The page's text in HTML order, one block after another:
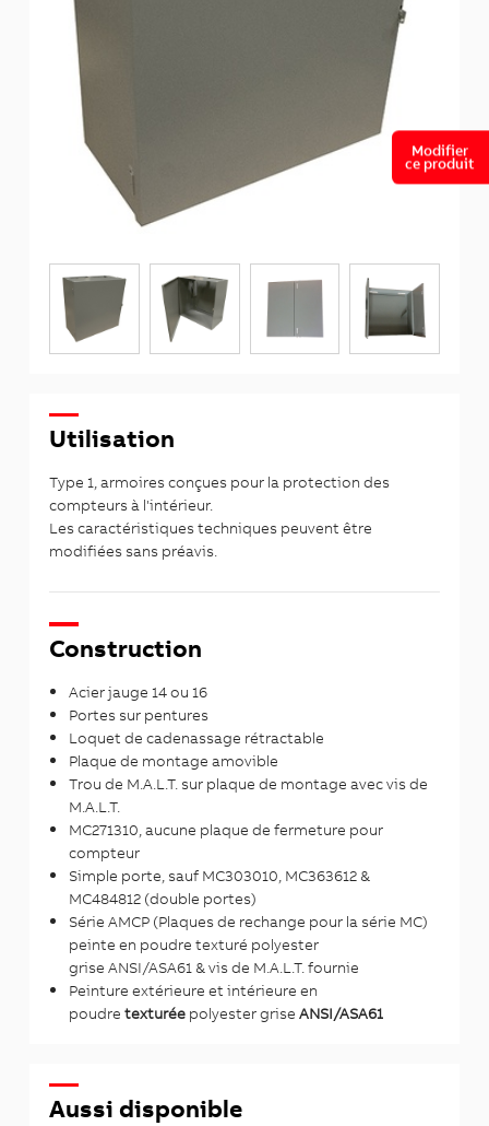
Modifier
ce produit
Utilisation
Type 1, armoires conçues pour la protection des
compteurs à l'intérieur.
Les caractéristiques techniques peuvent être
modifiées sans préavis.
Construction
Acier jauge 14 ou 16
Portes sur pentures
Loquet de cadenassage rétractable
Plaque de montage amovible
Trou de M.A.L.T. sur plaque de montage avec vis de
M.A.L.T.
MC271310, aucune plaque de fermeture pour
compteur
Simple porte, sauf MC303010, MC363612 &
MC484812 (double portes)
Série AMCP (Plaques de rechange pour la série MC)
peinte en poudre texturé polyester
grise ANSI/ASA61 & vis de M.A.L.T. fournie
Peinture extérieure et intérieure en
poudre texturée polyester grise ANSI/ASA61
Aussi disponible